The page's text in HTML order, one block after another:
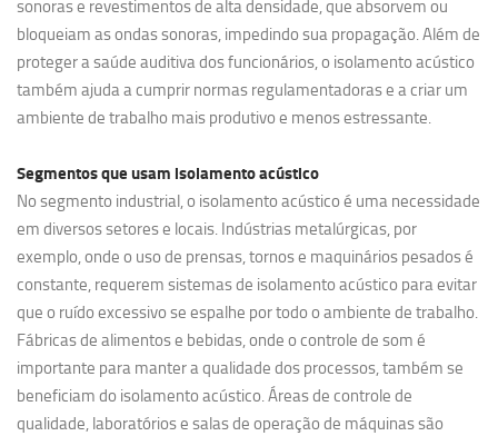
sonoras e revestimentos de alta densidade, que absorvem ou
bloqueiam as ondas sonoras, impedindo sua propagação. Além de
proteger a saúde auditiva dos funcionários, o isolamento acústico
também ajuda a cumprir normas regulamentadoras e a criar um
ambiente de trabalho mais produtivo e menos estressante.
Segmentos que usam isolamento acústico
No segmento industrial, o isolamento acústico é uma necessidade
em diversos setores e locais. Indústrias metalúrgicas, por
exemplo, onde o uso de prensas, tornos e maquinários pesados é
constante, requerem sistemas de isolamento acústico para evitar
que o ruído excessivo se espalhe por todo o ambiente de trabalho.
Fábricas de alimentos e bebidas, onde o controle de som é
importante para manter a qualidade dos processos, também se
beneficiam do isolamento acústico. Áreas de controle de
qualidade, laboratórios e salas de operação de máquinas são